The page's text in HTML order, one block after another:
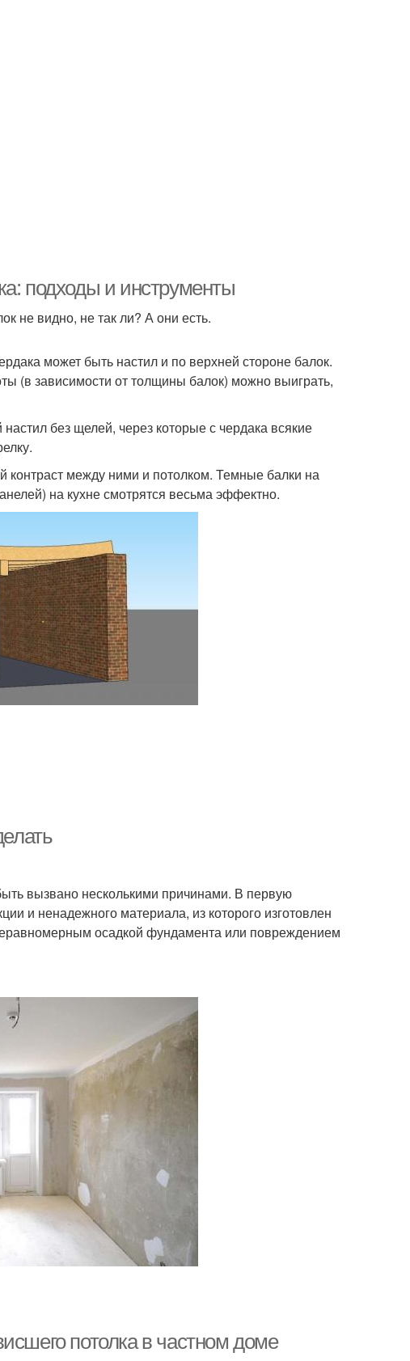
подходы и инструменты
не видно, не так ли? А они есть.
может быть настил и по верхней стороне балок.
(в зависимости от толщины балок) можно выиграть,
без щелей, через которые с чердака всякие
контраст между ними и потолком. Темные балки на
на кухне смотрятся весьма эффектно.
вызвано несколькими причинами. В первую
и ненадежного материала, из которого изготовлен
осадкой фундамента или повреждением
потолка в частном доме